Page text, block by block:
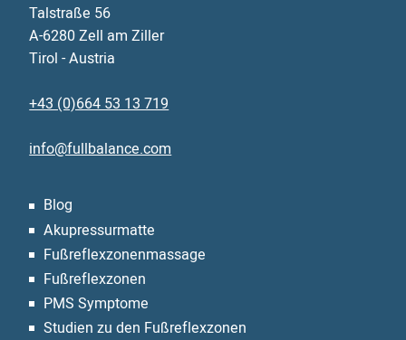
Talstraße 56
A-6280 Zell am Ziller
Tirol - Austria
+43 (0)664 53 13 719
info@fullbalance.com
Blog
Akupressurmatte
Fußreflexzonen­massage
Fußreflexzonen
PMS Symptome
Studien zu den Fußreflexzonen